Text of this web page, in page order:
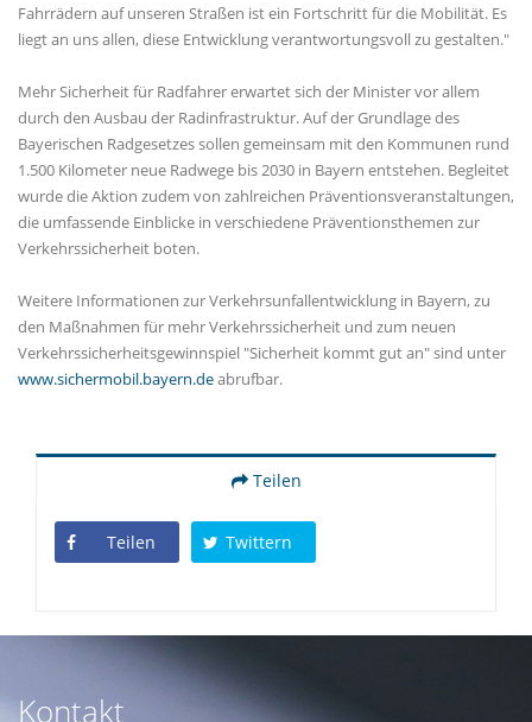
Fahrrädern auf unseren Straßen ist ein Fortschritt für die Mobilität. Es
liegt an uns allen, diese Entwicklung verantwortungsvoll zu gestalten."
Mehr Sicherheit für Radfahrer erwartet sich der Minister vor allem
durch den Ausbau der Radinfrastruktur. Auf der Grundlage des
Bayerischen Radgesetzes sollen gemeinsam mit den Kommunen rund
1.500 Kilometer neue Radwege bis 2030 in Bayern entstehen. Begleitet
wurde die Aktion zudem von zahlreichen Präventionsveranstaltungen,
die umfassende Einblicke in verschiedene Präventionsthemen zur
Verkehrssicherheit boten.
Weitere Informationen zur Verkehrsunfallentwicklung in Bayern, zu
den Maßnahmen für mehr Verkehrssicherheit und zum neuen
Verkehrssicherheitsgewinnspiel "Sicherheit kommt gut an" sind unter
www.sichermobil.bayern.deabrufbar.
Teilen
Teilen Twittern
Kontakt